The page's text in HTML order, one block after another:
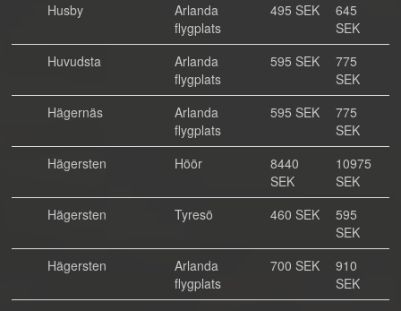
Husby
Arlanda
flygplats
495 SEK
645
SEK
Huvudsta
Arlanda
flygplats
595 SEK
775
SEK
Hägernäs
Arlanda
flygplats
595 SEK
775
SEK
Hägersten
Höör
8440
SEK
10975
SEK
Hägersten
Tyresö 460 SEK
595
SEK
Hägersten
Arlanda
flygplats
700 SEK
910
SEK